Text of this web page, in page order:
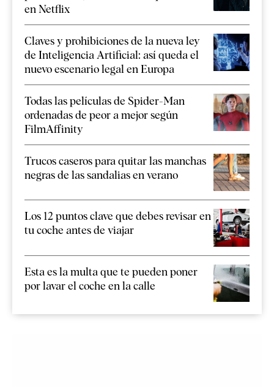
en Netflix
Claves y prohibiciones de la nueva ley
de Inteligencia Artificial: así queda el
nuevo escenario legal en Europa
Todas las películas de Spider-Man
ordenadas de peor a mejor según
FilmAffinity
Trucos caseros para quitar las manchas
negras de las sandalias en verano
Los 12 puntos clave que debes revisar en
tu coche antes de viajar
Esta es la multa que te pueden poner
por lavar el coche en la calle